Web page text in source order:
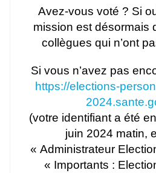
Avez-vous voté ? Si
mission est désormais
collègues qui n’ont
Si vous n’avez pas
https://elections-
(votre identifiant a été
juin 2024 matin,
« Administrateur
« Importants :